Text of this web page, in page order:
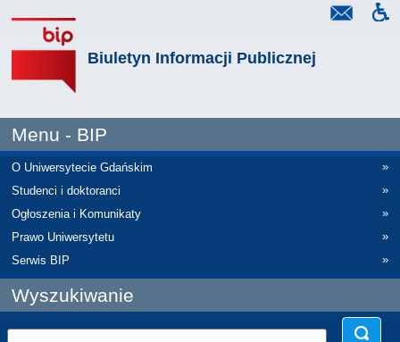
Biuletyn Informacji Publicznej
Menu - BIP
O Uniwersytecie Gdańskim
»
Studenci i doktoranci
»
Ogłoszenia i Komunikaty
»
Prawo Uniwersytetu
»
Serwis BIP
»
Wyszukiwanie